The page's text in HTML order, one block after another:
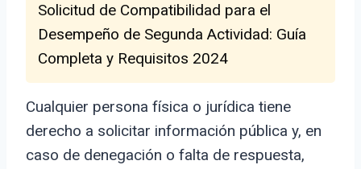
Solicitud de Compatibilidad para el
Desempeño de Segunda Actividad: Guía
Completa y Requisitos 2024
Cualquier persona física o jurídica tiene
derecho a solicitar información pública y, en
caso de denegación o falta de respuesta,